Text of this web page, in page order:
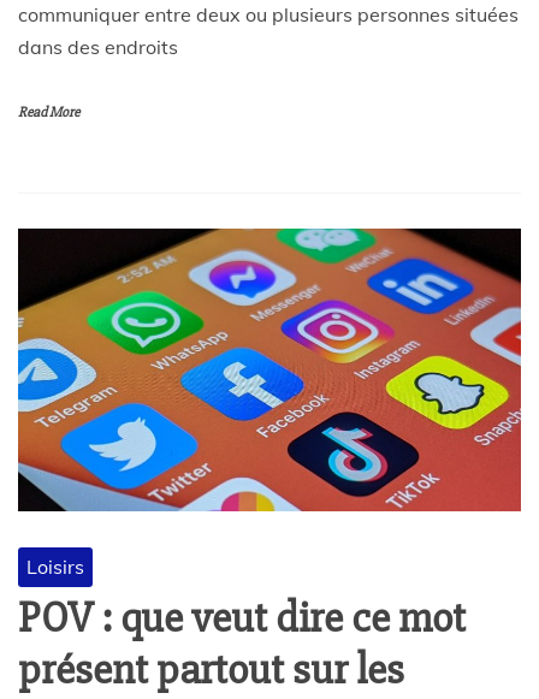
communiquer entre deux ou plusieurs personnes situées
dans des endroits
Read More
Loisirs
POV : que veut dire ce mot
présent partout sur les